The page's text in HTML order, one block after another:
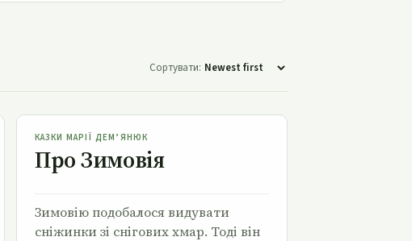
Сортувати:
Про Зимовія
КАЗКИ МАРІЇ ДЕМ’ЯНЮК
Про Зимовія
Зимовію подобалося видувати
сніжинки зі снігових хмар. Тоді він